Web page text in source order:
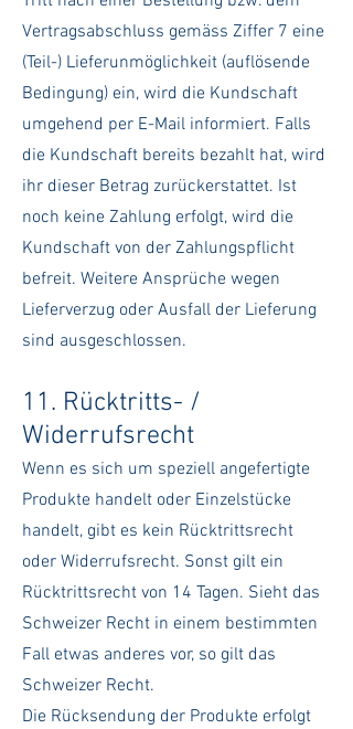
Vertragsabschluss gemäss Ziffer 7 eine
(Teil-) Lieferunmöglichkeit (auflösende
Bedingung) ein, wird die Kundschaft
umgehend per E-Mail informiert. Falls
die Kundschaft bereits bezahlt hat, wird
ihr dieser Betrag zurückerstattet. Ist
noch keine Zahlung erfolgt, wird die
Kundschaft von der Zahlungspflicht
befreit. Weitere Ansprüche wegen
Lieferverzug oder Ausfall der Lieferung
sind ausgeschlossen.
11. Rücktritts- /
Widerrufsrecht
Wenn es sich um speziell angefertigte
Produkte handelt oder Einzelstücke
handelt, gibt es kein Rücktrittsrecht
oder Widerrufsrecht. Sonst gilt ein
Rücktrittsrecht von 14 Tagen. Sieht das
Schweizer Recht in einem bestimmten
Fall etwas anderes vor, so gilt das
Schweizer Recht.
Die Rücksendung der Produkte erfolgt